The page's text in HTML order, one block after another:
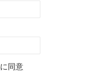
に同意